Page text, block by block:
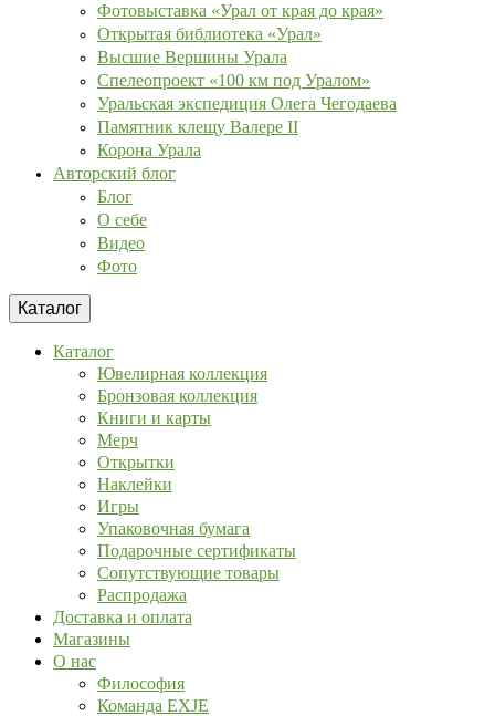
Фотовыставка «Урал от края до края»
Открытая библиотека «Урал»
Высшие Вершины Урала
Спелеопроект «100 км под Уралом»
Уральская экспедиция Олега Чегодаева
Памятник клещу Валере II
Корона Урала
Авторский блог
Блог
О себе
Видео
Фото
Каталог
Каталог
Ювелирная коллекция
Бронзовая коллекция
Книги и карты
Мерч
Открытки
Наклейки
Игры
Упаковочная бумага
Подарочные сертификаты
Сопутствующие товары
Распродажа
Доставка и оплата
Магазины
О нас
Философия
Команда EXJE